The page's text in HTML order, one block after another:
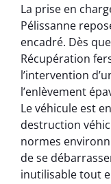
La prise en
Pélissanne
encadré. Dès
Récupération
l’intervention
l’enlèvement
Le véhicule est
destruction
normes
de se
inutilisable tout